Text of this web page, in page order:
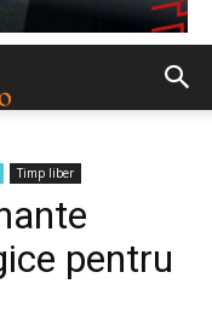
Timp liber
pentru